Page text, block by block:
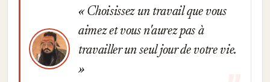
Choisissez un travail que vous
aimez et vous n'aurez pas à
travailler un seul jour de votre vie.